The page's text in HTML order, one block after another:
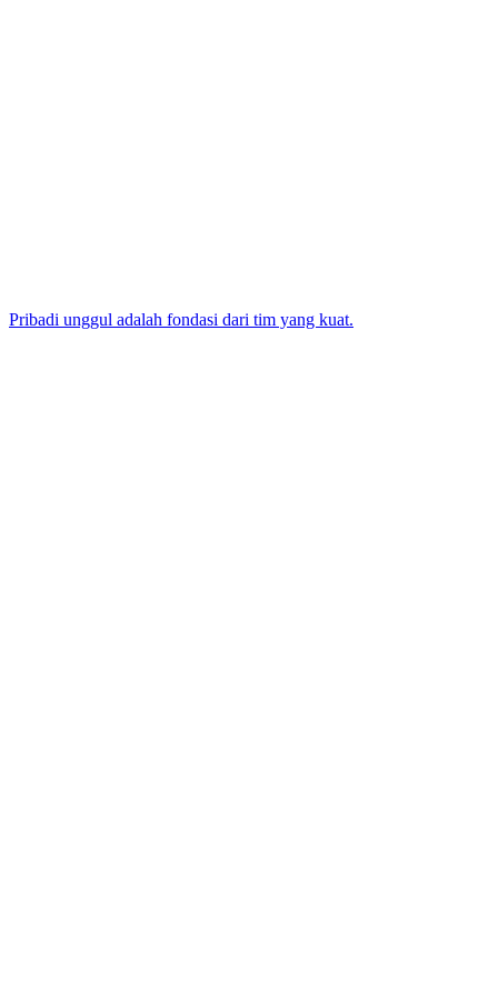
Pribadi unggul adalah fondasi dari tim yang kuat.